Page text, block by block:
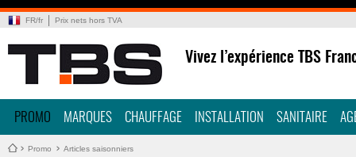
FR/fr Prix nets hors TVA
Vivez l’expérience TBS
PROMO MARQUES CHAUFFAGE INSTALLATION SANITAIRE
Promo Articles saisonniers